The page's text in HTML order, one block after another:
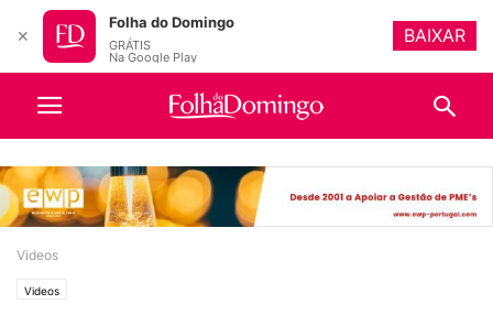
Videos
Videos
✕
Folha do Domingo
GRÁTIS
Na Google Play
BAIXAR